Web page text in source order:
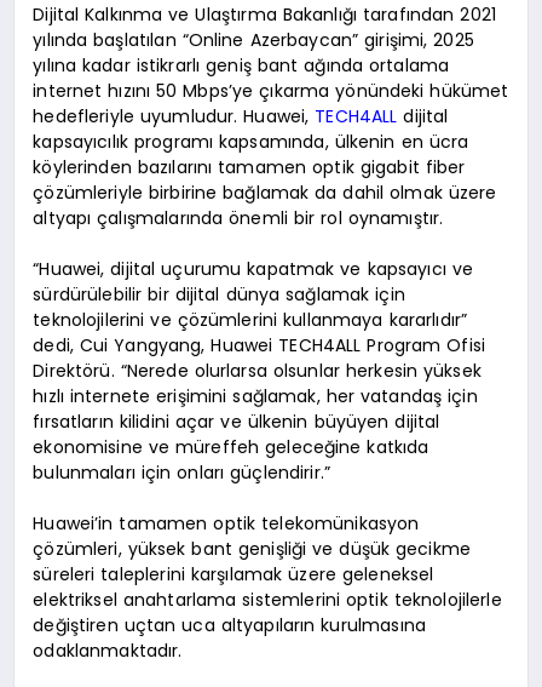
Dijital Kalkınma ve Ulaştırma Bakanlığı tarafından 2021
yılında başlatılan “Online Azerbaycan” girişimi, 2025
yılına kadar istikrarlı geniş bant ağında ortalama
internet hızını 50 Mbps’ye çıkarma yönündeki hükümet
hedefleriyle uyumludur. Huawei, TECH4ALL dijital
kapsayıcılık programı kapsamında, ülkenin en ücra
köylerinden bazılarını tamamen optik gigabit fiber
çözümleriyle birbirine bağlamak da dahil olmak üzere
altyapı çalışmalarında önemli bir rol oynamıştır.
“Huawei, dijital uçurumu kapatmak ve kapsayıcı ve
sürdürülebilir bir dijital dünya sağlamak için
teknolojilerini ve çözümlerini kullanmaya kararlıdır”
dedi, Cui Yangyang, Huawei TECH4ALL Program Ofisi
Direktörü. “Nerede olurlarsa olsunlar herkesin yüksek
hızlı internete erişimini sağlamak, her vatandaş için
fırsatların kilidini açar ve ülkenin büyüyen dijital
ekonomisine ve müreffeh geleceğine katkıda
bulunmaları için onları güçlendirir.”
Huawei’in tamamen optik telekomünikasyon
çözümleri, yüksek bant genişliği ve düşük gecikme
süreleri taleplerini karşılamak üzere geleneksel
elektriksel anahtarlama sistemlerini optik teknolojilerle
değiştiren uçtan uca altyapıların kurulmasına
odaklanmaktadır.